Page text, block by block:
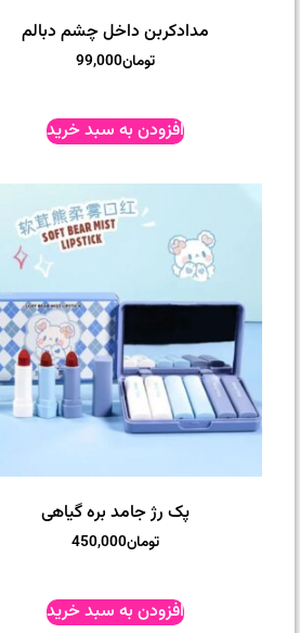
مدادکربن داخل چشم دبالم
تومان99,000
افزودن به سبد خرید
پک رژ جامد بره گیاهی
تومان450,000
افزودن به سبد خرید